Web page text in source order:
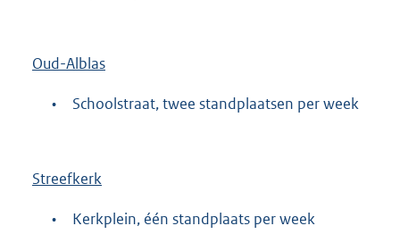
Oud-Alblas
• Schoolstraat, twee standplaatsen per week
Streefkerk
• Kerkplein, één standplaats per week